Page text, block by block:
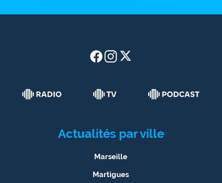
Actualités par ville
Marseille
Martigues